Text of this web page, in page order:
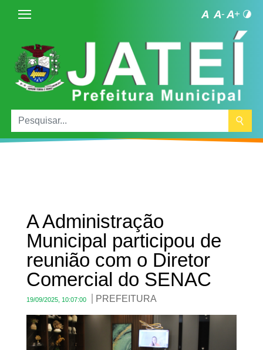
A Administração
Municipal participou de
reunião com o Diretor
Comercial do SENAC
19/09/2025, 10:07:00 PREFEITURA